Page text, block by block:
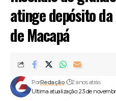
atinge depósito
de Macapá
Ultima atualização: 23 de
PorRedação 2 anos atrás